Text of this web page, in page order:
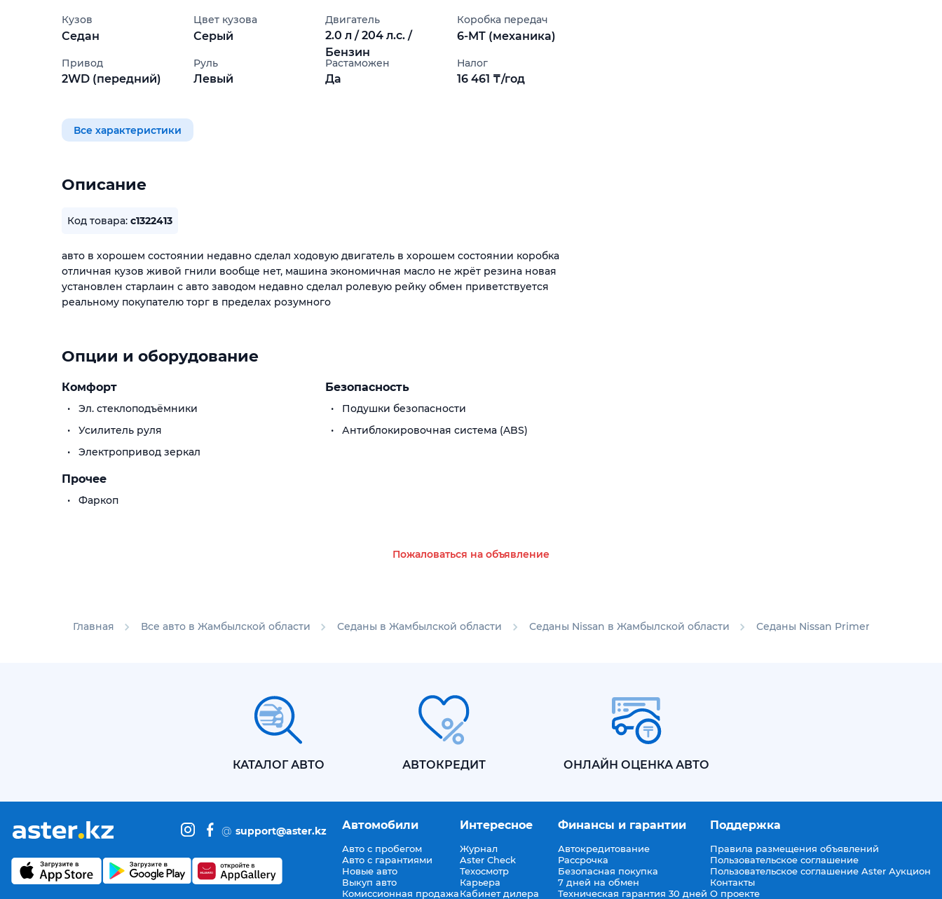
Кузов
Седан
Цвет кузова
Серый
Двигатель
2.0 л / 204 л.с. /
Бензин
Коробка передач
6-MT (механика)
Привод
2WD (передний)
Руль
Левый
Растаможен
Да
Налог
16 461 ₸/год
Все характеристики
Описание
Код товара: c1322413
авто в хорошем состоянии недавно сделал ходовую двигатель в хорошем состоянии коробка
отличная кузов живой гнили вообще нет, машина экономичная масло не жрёт резина новая
установлен старлаин с авто заводом недавно сделал ролевую рейку обмен приветствуется
реальному покупателю торг в пределах розумного
Опции и оборудование
Комфорт
Эл. стеклоподъёмники
Усилитель руля
Электропривод зеркал
Безопасность
Подушки безопасности
Антиблокировочная система (ABS)
Прочее
Фаркоп
Пожаловаться на объявление
Главная Все авто в Жамбылской области Седаны в Жамбылской области Седаны Nissan в Жамбылской области Седаны Nissan Primera в
КАТАЛОГ АВТО АВТОКРЕДИТ ОНЛАЙН ОЦЕНКА АВТО
@ support@aster.kz Автомобили
Авто с пробегом
Авто с гарантиями
Новые авто
Выкуп авто
Комиссионная продажа
Интересное
Журнал
Aster Check
Техосмотр
Карьера
Кабинет дилера
Финансы и гарантии
Автокредитование
Рассрочка
Безопасная покупка
7 дней на обмен
Техническая гарантия 30 дней
Поддержка
Правила размещения объявлений
Пользовательское соглашение
Пользовательское соглашение Aster Аукцион
Контакты
О проекте